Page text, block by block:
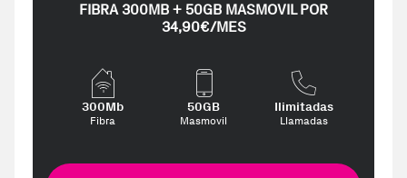
FIBRA 300MB + 50GB MASMOVIL POR
34,90€/MES
300Mb
Fibra
50GB
Masmovil
Ilimitadas
Llamadas